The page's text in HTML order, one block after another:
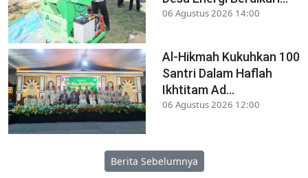
06 Agustus 2026 14:00
Al-Hikmah Kukuhkan 100
Santri Dalam Haflah
Ikhtitam Ad...
06 Agustus 2026 12:00
Berita Sebelumnya